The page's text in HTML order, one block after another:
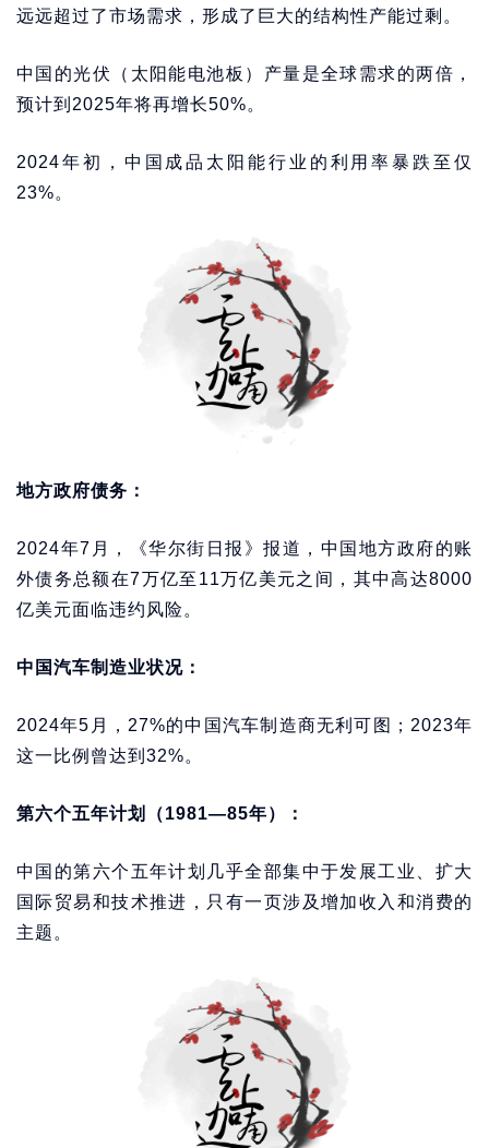
远远超过了市场需求，形成了巨大的结构性产能过剩。
中国的光伏（太阳能电池板）产量是全球需求的两倍，
预计到2025年将再增长50%。
2024年初，中国成品太阳能行业的利用率暴跌至仅
23%。
地方政府债务：
2024年7月，《华尔街日报》报道，中国地方政府的账
外债务总额在7万亿至11万亿美元之间，其中高达8000
亿美元面临违约风险。
中国汽车制造业状况：
2024年5月，27%的中国汽车制造商无利可图；2023年
这一比例曾达到32%。
第六个五年计划（1981—85年）：
中国的第六个五年计划几乎全部集中于发展工业、扩大
国际贸易和技术推进，只有一页涉及增加收入和消费的
主题。